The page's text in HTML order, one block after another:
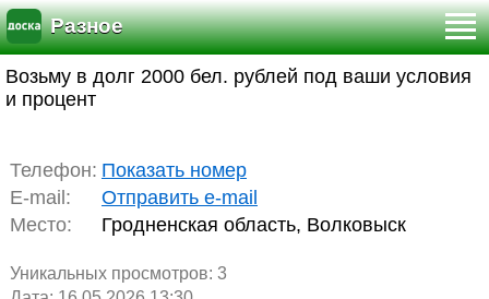
Разное
Возьму в долг 2000 бел. рублей под ваши условия
и процент
Телефон: Показать номер
E-mail:
Отправить e-mail
Место:
Гродненская область, Волковыск
Уникальных просмотров: 3